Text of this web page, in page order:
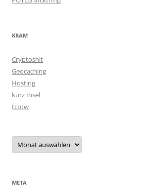
KRAM
Cryptoshit
Geocaching
Hosting
kurz Insel
tcotw
Archiv
META